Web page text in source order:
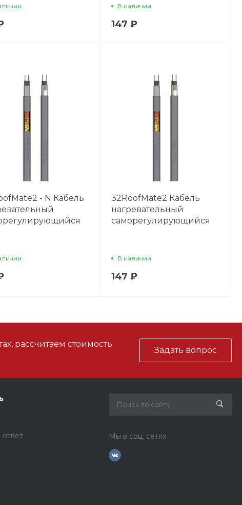
В наличии
147 ₽
- N Кабель
32RoofMate2 Кабель
нагревательный
саморегулирующийся
В наличии
147 ₽
рассчитаем стоимость
Задать вопрос
Мы в соц. сетях